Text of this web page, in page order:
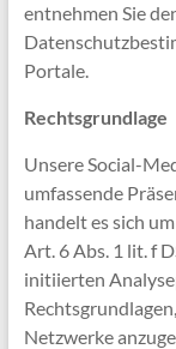
entnehmen Sie
Portale.
Rechtsgrundlage
Unsere Social-
umfassende
handelt es sich
Art. 6 Abs. 1 lit. f
initiierten
Netzwerke